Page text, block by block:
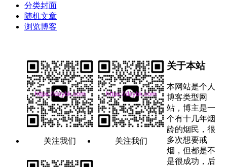
分类封面
随机文章
浏览博客
关注我们 关注我们
关于本站
本网站是个人
博客类型网
站，博主是一
个有十几年烟
龄的烟民，很
多次想要戒
烟，但都是不
是很成功，后